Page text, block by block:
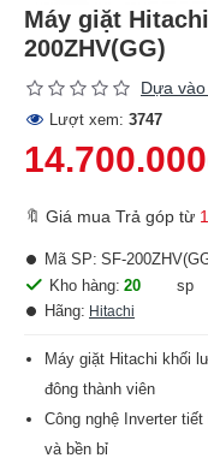
Máy giặt
200ZHV(GG)
Dựa vào
Lượt xem: 3747
🔖 Giá mua Trả góp từ
Kho hàng: 20
sp
Hãng: Hitachi
Mã SP: SF-
Máy giặt Hitachi khối
đông thành viên
Công nghệ Inverter
và bền bỉ